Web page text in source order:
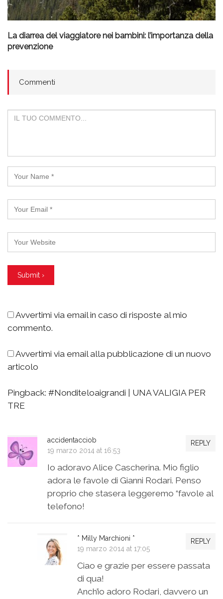
La diarrea del viaggiatore nei bambini: l’importanza della
prevenzione
Commenti
Avvertimi via email in caso di risposte al mio
commento.
Avvertimi via email alla pubblicazione di un nuovo
articolo
Pingback: #Nonditeloaigrandi | UNA VALIGIA PER
TRE
REPLY
accidentacciob
19 marzo 2014 at 16:53
Io adoravo Alice Cascherina. Mio figlio
adora le favole di Gianni Rodari. Penso
proprio che stasera leggeremo “favole al
telefono!
REPLY
* Milly Marchioni *
19 marzo 2014 at 17:05
Ciao e grazie per essere passata
di qua!
Anch’io adoro Rodari, davvero un